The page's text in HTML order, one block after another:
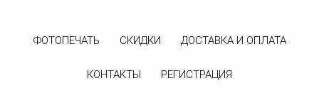
ФОТОПЕЧАТЬ CКИДКИ ДОСТАВКА И ОПЛАТА
КОНТАКТЫ РЕГИСТРАЦИЯ